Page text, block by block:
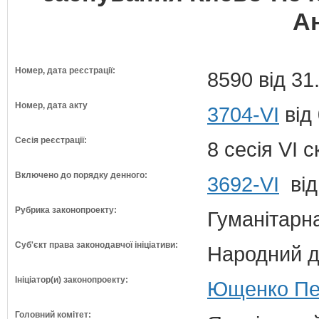
Номер, дата реєстрації: 8590 від
Номер, дата акту 3704-VI
Сесія реєстрації: 8 сесія VI
Включено до порядку денного: 3692-VI
Рубрика законопроекту:
Суб'єкт права законодавчої ініціативи: Народний
Ініціатор(и) законопроекту: Ющенко
Головний комітет: